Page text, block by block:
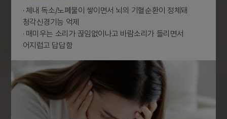
· 체내 독소/노폐물이 쌓이면서 뇌의 기혈순환이 정체돼
청각신경기능 억제
· 매미우는 소리가 끊임없이나고 바람소리가 들리면서
어지럽고 답답함